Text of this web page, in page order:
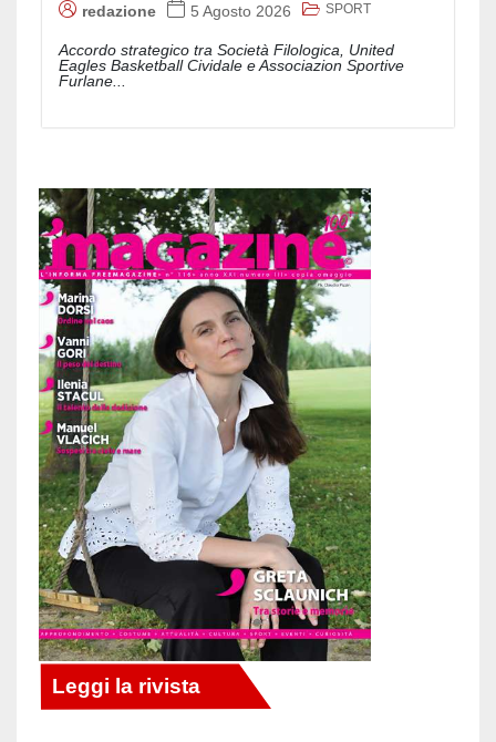
redazione 5 Agosto 2026 SPORT
Accordo strategico tra Società Filologica, United
Eagles Basketball Cividale e Associazion Sportive
Furlane...